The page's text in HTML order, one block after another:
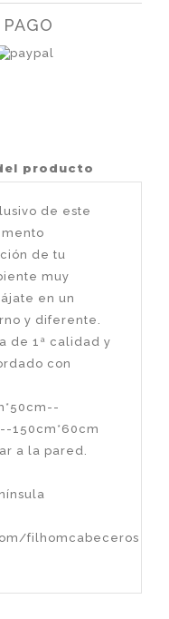
producto
de este
de tu
muy
en un
y diferente.
de 1ª calidad y
con
150cm*60cm
a la pared.
filhomcabeceros